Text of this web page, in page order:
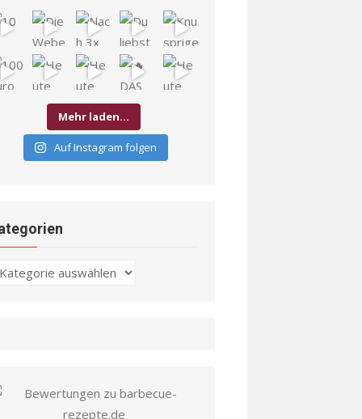
Mehr laden…
Auf Instagram folgen